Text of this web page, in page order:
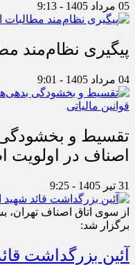
05 مرداد 1405 - 9:13
پیگیری نظام‌مند
04 مرداد 1405 - 9:01
تقسیط و بخشودگی
اصناف در اولویت
31 تیر 1405 - 9:25
از سوی اتاق اصناف تهران،
برگزار شد:
آئین بزرگداشت